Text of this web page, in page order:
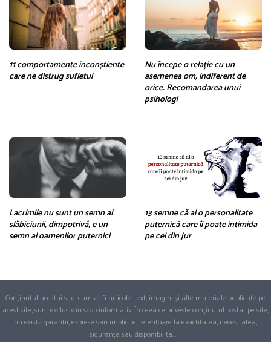
11 comportamente inconștiente
care ne distrug sufletul
Nu începe o relație cu un
asemenea om, indiferent de
orice. Recomandarea unui
psiholog!
Lacrimile nu sunt un semn al
slăbiciunii, dimpotrivă, e un
semn al oamenilor puternici
13 semne că ai o personalitate
puternică care îi poate intimida
pe cei din jur
Conținutul acestui site, cum ar fi articole, text, imagini și alte materiale publicate pe
acest site, sunt exclusiv în scop informativ. În ceea ce privește conținutul postat pe site,
nu există garanții, exprese sau implicite, referitoare la exactitatea, necesitatea,
siguranța sau disponibilita...